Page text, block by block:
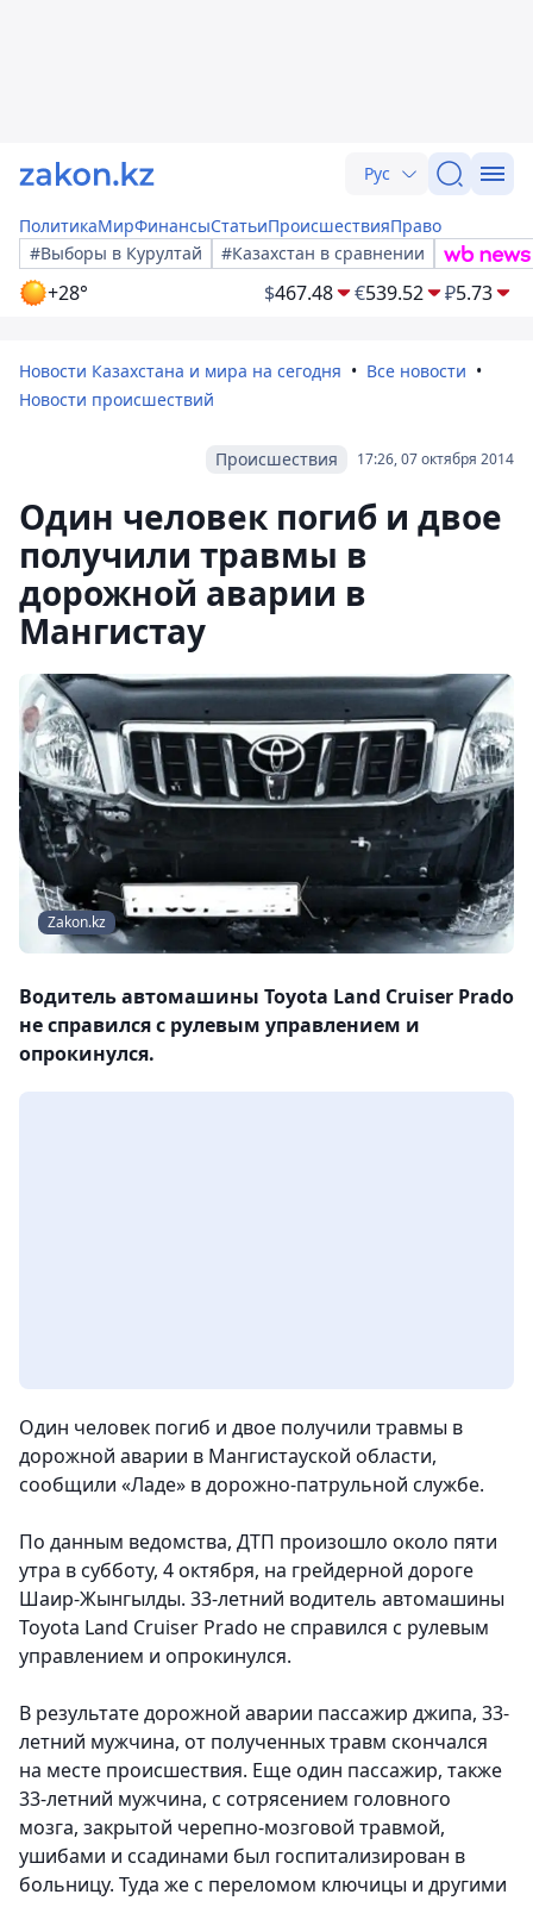
Рус
ПолитикаМирФинансыСтатьиПроисшествияПраво
#Выборы в Курултай
#Казахстан в сравнении
+28° $467.48 €539.52 ₽5.73
Новости Казахстана и мира на сегодня
Все новости
Новости происшествий
17:26, 07 октября 2014
Происшествия
Один человек погиб и двое
получили травмы в
дорожной аварии в
Мангистау
Zakon.kz
Водитель автомашины Toyota Land Cruiser Prado
не справился с рулевым управлением и
опрокинулся.
Один человек погиб и двое получили травмы в
дорожной аварии в Мангистауской области,
сообщили «Ладе» в дорожно-патрульной службе.
По данным ведомства, ДТП произошло около пяти
утра в субботу, 4 октября, на грейдерной дороге
Шаир-Жынгылды. 33-летний водитель автомашины
Toyota Land Cruiser Prado не справился с рулевым
управлением и опрокинулся.
В результате дорожной аварии пассажир джипа, 33-
летний мужчина, от полученных травм скончался
на месте происшествия. Еще один пассажир, также
33-летний мужчина, с сотрясением головного
мозга, закрытой черепно-мозговой травмой,
ушибами и ссадинами был госпитализирован в
больницу. Туда же с переломом ключицы и другими